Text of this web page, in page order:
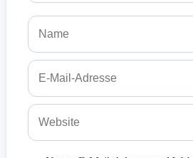
Name
E-
Adresse
Website